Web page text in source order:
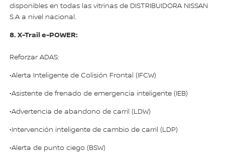
disponibles en todas las vitrinas de DISTRIBUIDORA NISSAN
S.A a nivel nacional.
8. X-Trail e-POWER:
Reforzar ADAS:
•Alerta Inteligente de Colisión Frontal (IFCW)
•Asistente de frenado de emergencia inteligente (IEB)
•Advertencia de abandono de carril (LDW)
•Intervención inteligente de cambio de carril (LDP)
•Alerta de punto ciego (BSW)